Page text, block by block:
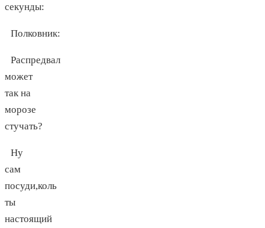
секунды:
Полковник:
Распредвал
может
так на
морозе
стучать?
Ну
сам
посуди,коль
ты
настоящий